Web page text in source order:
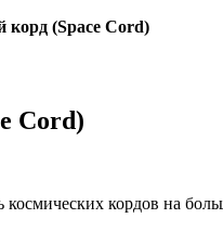
корд (Space Cord)
Cord)
кордов на